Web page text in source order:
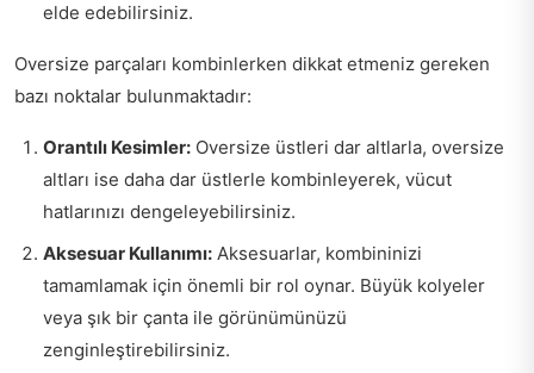
elde edebilirsiniz.
Oversize parçaları kombinlerken dikkat etmeniz gereken
bazı noktalar bulunmaktadır:
Orantılı Kesimler: Oversize üstleri dar altlarla, oversize
altları ise daha dar üstlerle kombinleyerek, vücut
hatlarınızı dengeleyebilirsiniz.
Aksesuar Kullanımı: Aksesuarlar, kombininizi
tamamlamak için önemli bir rol oynar. Büyük kolyeler
veya şık bir çanta ile görünümünüzü
zenginleştirebilirsiniz.